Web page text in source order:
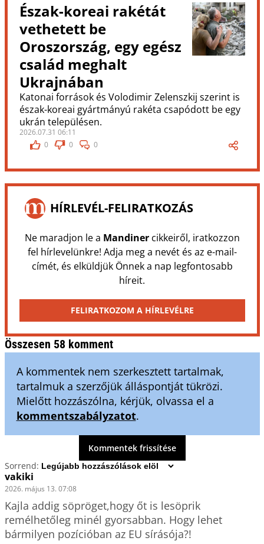
Észak-koreai rakétát
vethetett be
Oroszország, egy egész
család meghalt
Ukrajnában
Katonai források és Volodimir Zelenszkij szerint is
észak-koreai gyártmányú rakéta csapódott be egy
ukrán településen.
2026.07.31 06:11
0
0 0
HÍRLEVÉL-FELIRATKOZÁS
Ne maradjon le a Mandinercikkeiről, iratkozzon
fel hírlevelünkre! Adja meg a nevét és az e-mail-
címét, és elküldjük Önnek a nap legfontosabb
híreit.
FELIRATKOZOM A HÍRLEVÉLRE
Összesen 58 komment
A kommentek nem szerkesztett tartalmak,
tartalmuk a szerzőjük álláspontját tükrözi.
Mielőtt hozzászólna, kérjük, olvassa el a
kommentszabályzatot.
Kommentek frissítése
Sorrend:
vakiki
2026. május 13. 07:08
Kajla addig söpröget,hogy őt is lesöprik
remélhetőleg minél gyorsabban. Hogy lehet
bármilyen pozícióban az EU sírásója?!